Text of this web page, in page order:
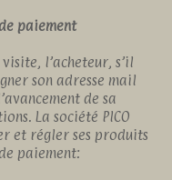
paiement
l’acheteur, s’il
son adresse mail
de sa
La société PICO
et régler ses produits
paiement: